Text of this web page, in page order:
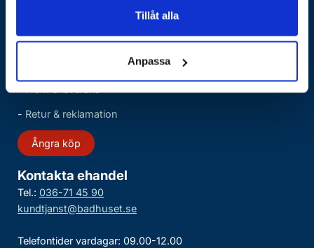
Tillåt alla
Anpassa
-Köpvillkor e-handel
Secretesspolicy & GDPR
- Retur & reklamation
Ångra köp
Kontakta ehandel
Tel.: 036-71 45 90
kundtjanst@badhuset.se
Telefontider vardagar: 09.00-12.00